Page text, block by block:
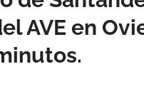
AVE en